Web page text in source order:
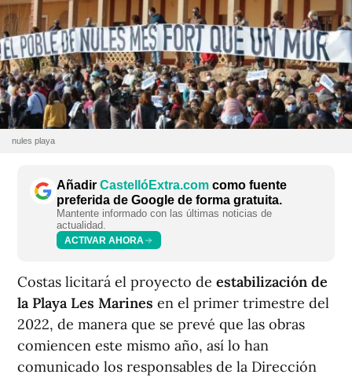
nules playa
Añadir CastellóExtra.com como fuente
preferida de Google de forma gratuita.
Mantente informado con las últimas noticias de
actualidad.
ACTIVAR AHORA
Costas licitará el proyecto de estabilización de
la Playa Les Marines en el primer trimestre del
2022, de manera que se prevé que las obras
comiencen este mismo año, así lo han
comunicado los responsables de la Dirección